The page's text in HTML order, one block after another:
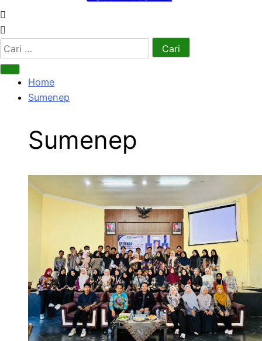
Cari
untuk:
Home
Sumenep
Sumenep